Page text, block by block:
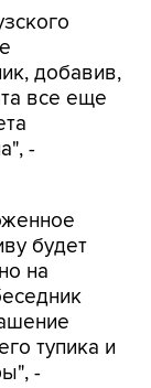
добавив,
все еще
-
будет
на
тупика и
-